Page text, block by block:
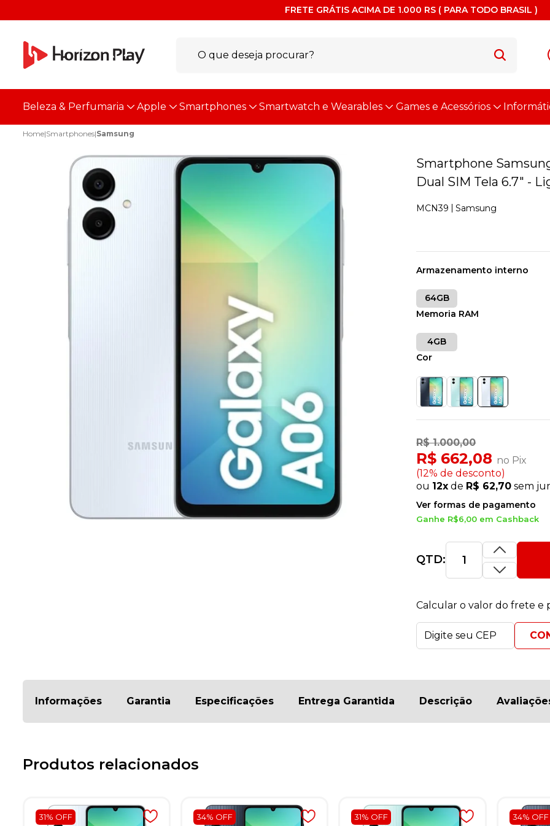
FRETE GRÁTIS ACIMA DE 1.000 RS ( PARA TODO BRASIL )
Beleza & Perfumaria Apple Smartphones Smartwatch e Wearables Games e Acessórios
Home|Smartphones|Samsung
Smartphone
Dual SIM Tela 6.7" -
MCN39 Samsung
R$ 1.000,00
R$ 662,08 no Pix
(12% de desconto)
ou 12x de R$ 62,70 sem
Ver formas de pagamento
Ganhe R$6,00 em Cashback
Armazenamento interno
64GB
Memoria RAM
4GB
Cor
QTD:
Calcular o valor do frete e
Informações Garantia Especificações Entrega Garantida Descrição
Produtos relacionados
31% OFF 34% OFF 31% OFF 34% OFF